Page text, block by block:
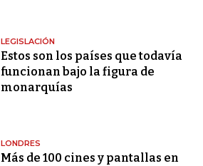
LEGISLACIÓN
Estos son los países que todavía
funcionan bajo la figura de
monarquías
LONDRES
Más de 100 cines y pantallas en